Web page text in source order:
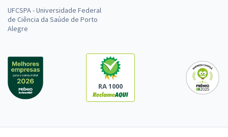
UFCSPA - Universidade Federal
de Ciência da Saúde de Porto
Alegre
RA 1000